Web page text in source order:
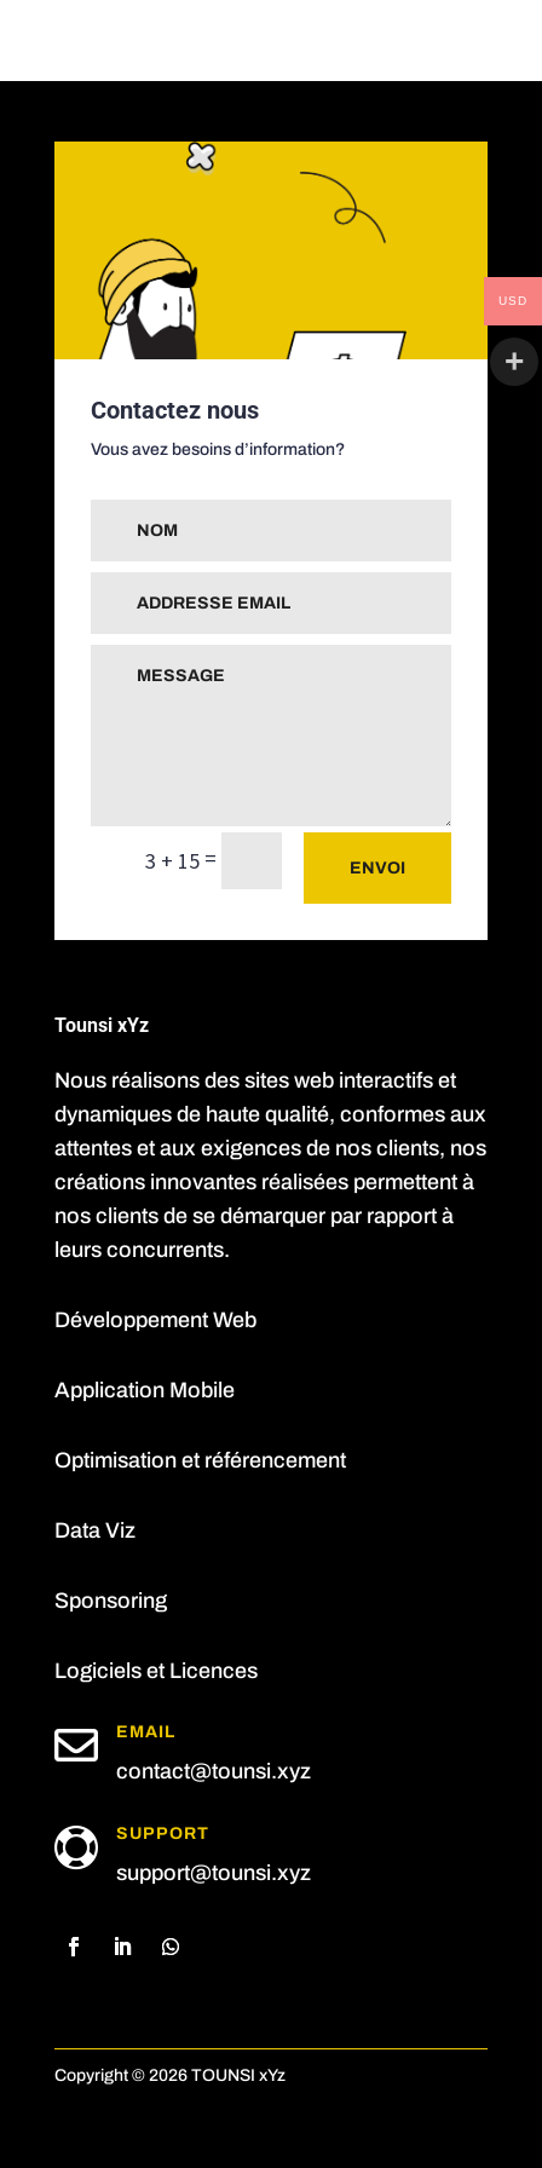
Contactez nous
Vous avez besoins d’information?
3 + 15 = ENVOI
Tounsi xYz
Nous réalisons des sites web interactifs et
dynamiques de haute qualité, conformes aux
attentes et aux exigences de nos clients, nos
créations innovantes réalisées permettent à
nos clients de se démarquer par rapport à
leurs concurrents.
Développement Web
Application Mobile
Optimisation et référencement
Data Viz
Sponsoring
Logiciels et Licences
 EMAIL
contact@tounsi.xyz
 SUPPORT
support@tounsi.xyz
Copyright © 2026 TOUNSI xYz
USD